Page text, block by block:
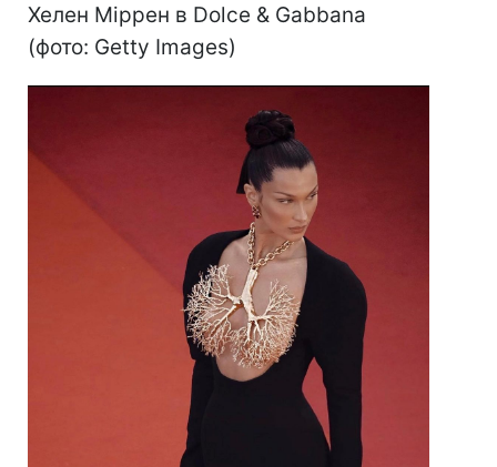
Хелен Міррен в Dolce & Gabbana
(фото: Getty Images)